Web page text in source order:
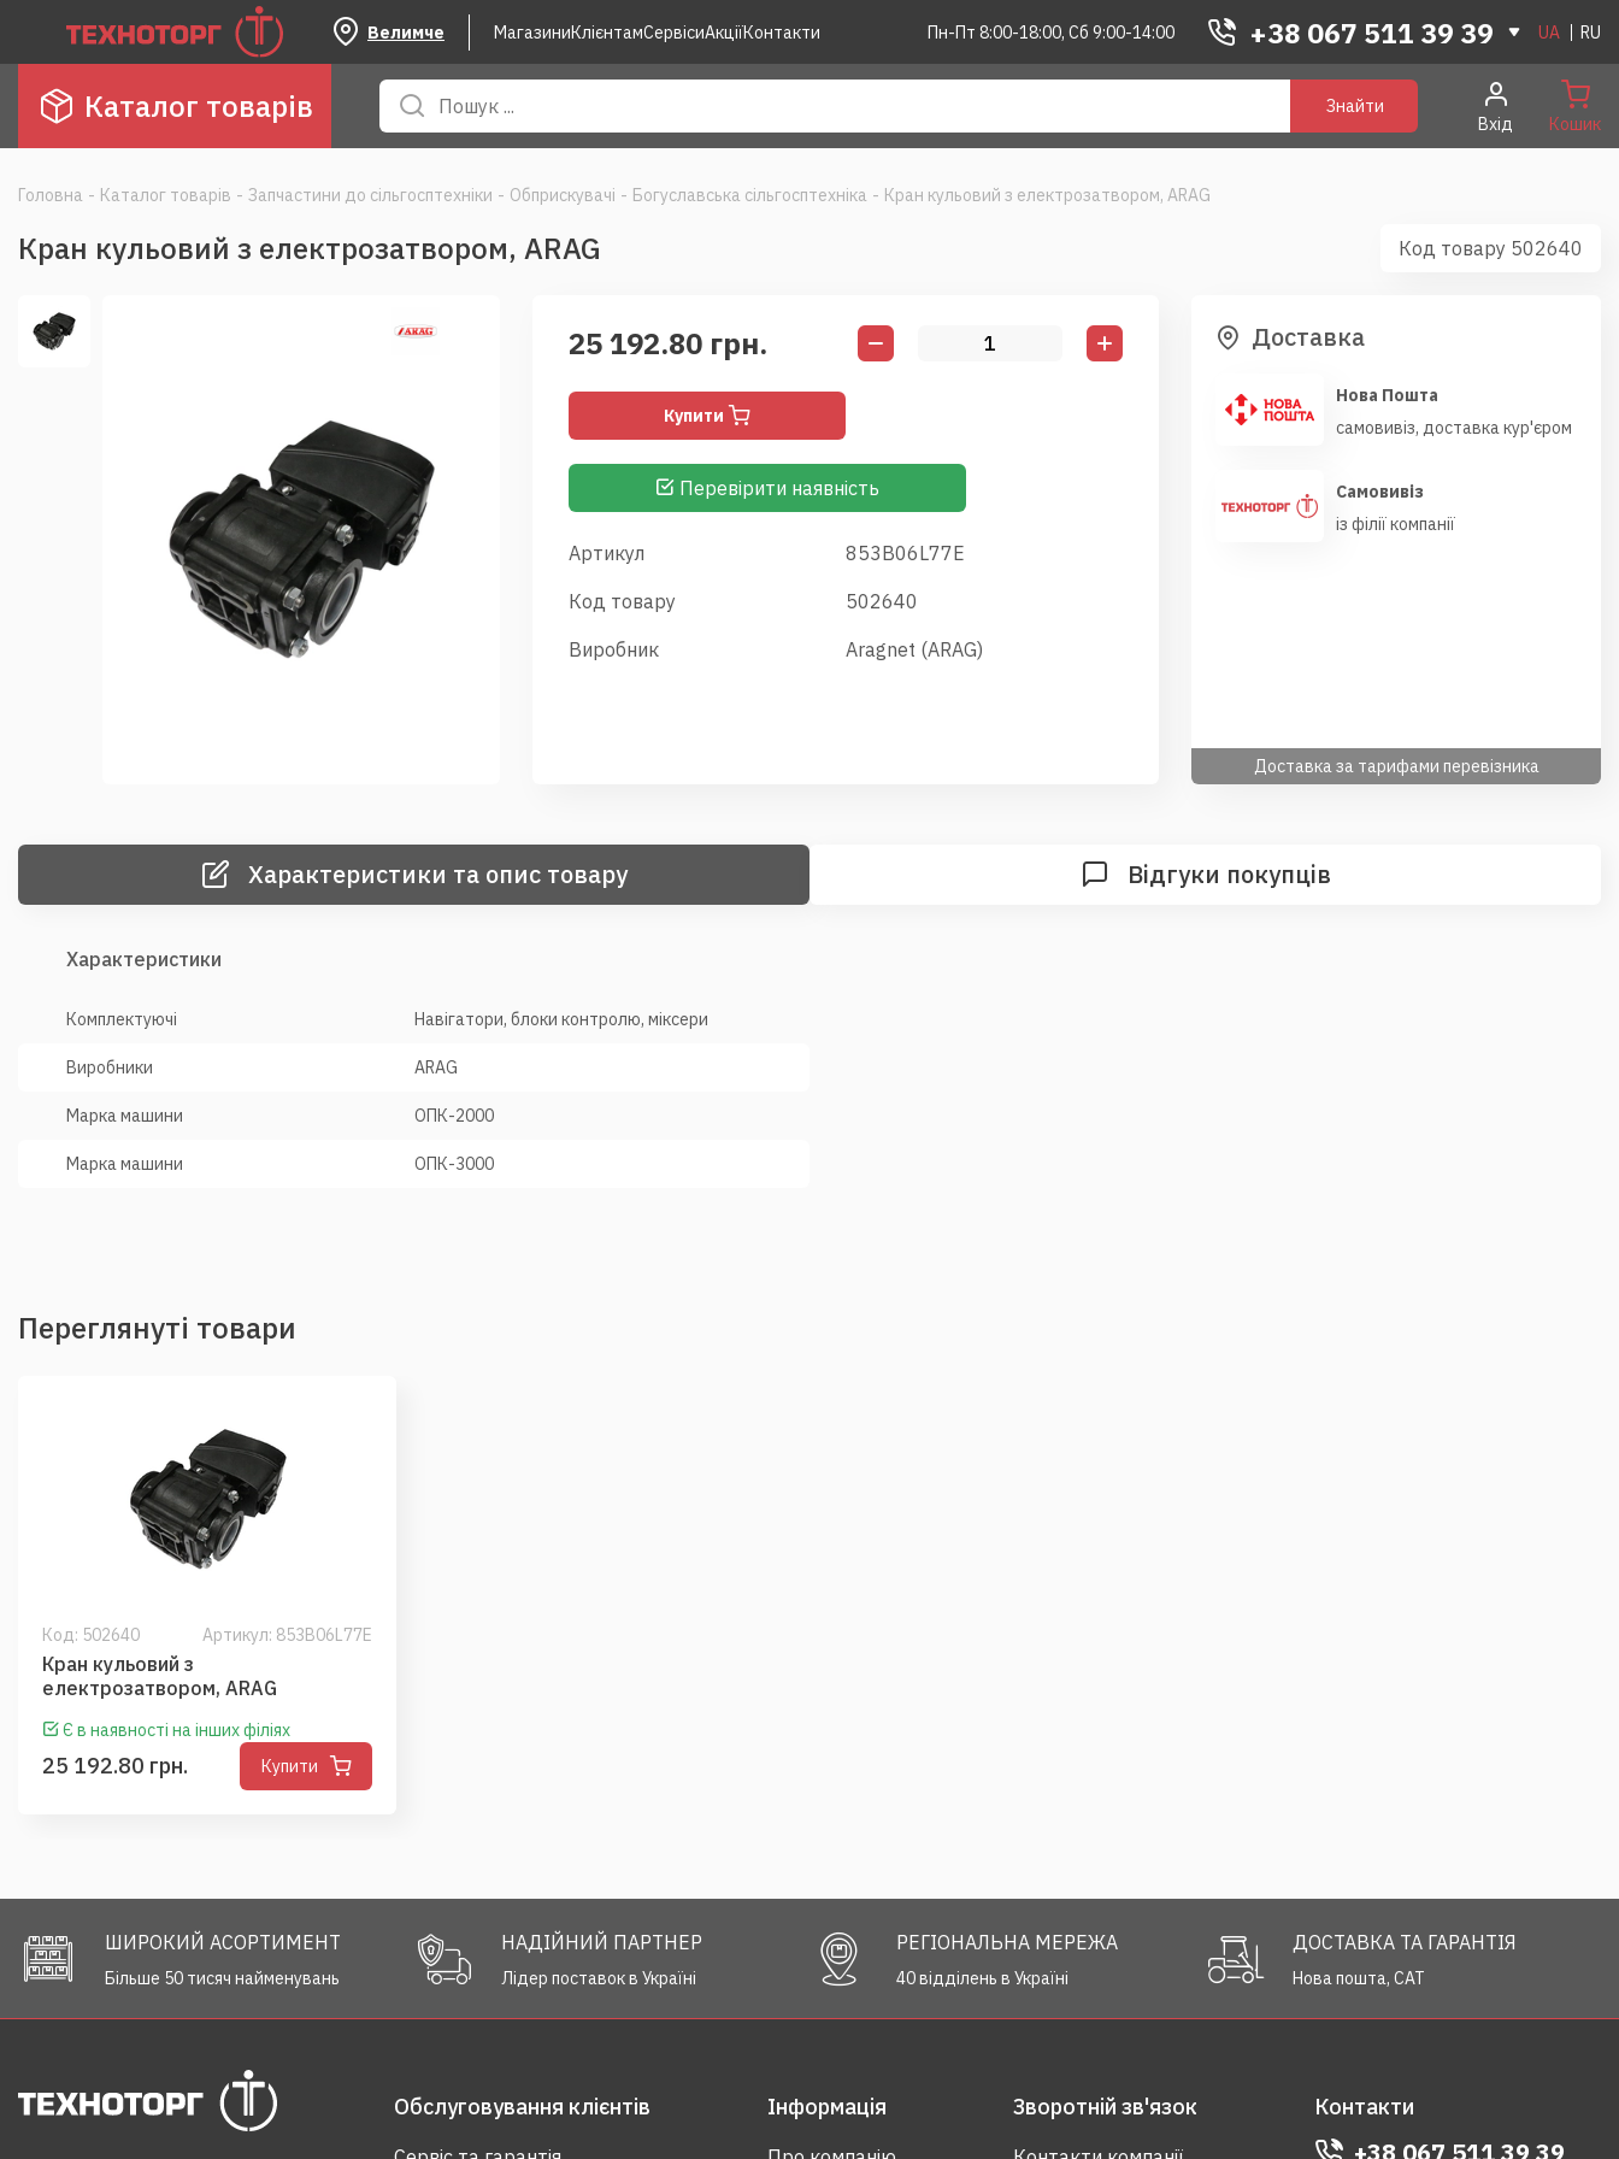
Велимче МагазиниКлієнтамСервісиАкціїКонтакти Пн-Пт 8:00-18:00, Сб 9:00-14:00 +38 067 511 39 39 UA RU
Каталог товарів
Знайти
Вхід
Кошик
Головна - Каталог товарів - Запчастини до сільгосптехніки - Обприскувачі - Богуславська сільгосптехніка - Кран кульовий з електрозатвором, ARAG
Кран кульовий з електрозатвором, ARAG Код товару 502640
25 192.80 грн.
Купити
Перевірити наявність
Артикул
853B06L77E
Код товару
502640
Виробник
Aragnet (ARAG)
Доставка
Нова Пошта
самовивіз, доставка кур'єром
Самовивіз
із філії компанії
Доставка за тарифами перевізника
Характеристики та опис товару Відгуки покупців
Характеристики
Комплектуючі Навігатори, блоки контролю, міксери
Виробники ARAG
Марка машини ОПК-2000
Марка машини ОПК-3000
Переглянуті товари
Код: 502640 Артикул: 853B06L77E
Кран кульовий з
електрозатвором, ARAG
Є в наявності на інших філіях
25 192.80 грн. Купити
ШИРОКИЙ АСОРТИМЕНТ
Більше 50 тисяч найменувань
НАДІЙНИЙ ПАРТНЕР
Лідер поставок в Україні
РЕГІОНАЛЬНА МЕРЕЖА
40 відділень в Україні
ДОСТАВКА ТА ГАРАНТІЯ
Нова пошта, САТ
Обслуговування клієнтів Інформація Зворотній зв'язок Контакти
+38 067 511 39 39